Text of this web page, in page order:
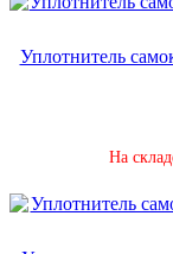
Уплотнитель
На